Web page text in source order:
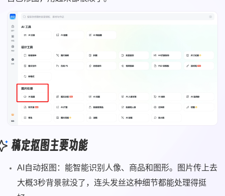
稿定抠图主要功能
AI自动抠图：能智能识别人像、商品和图形。图片传上去
大概3秒背景就没了，连头发丝这种细节都能处理得挺